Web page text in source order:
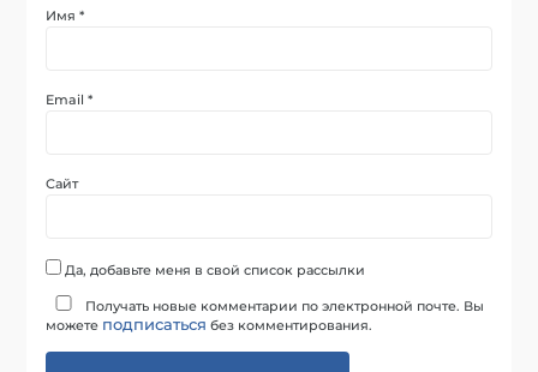
Имя*
Email*
Сайт
Да, добавьте меня в свой список рассылки
Получать новые комментарии по электронной почте. Вы
можете подписаться без комментирования.